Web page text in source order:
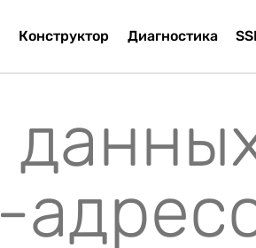
Конструктор Диагностика